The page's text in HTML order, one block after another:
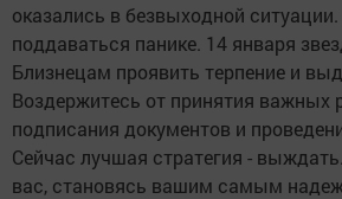
оказались в безвыходной
поддаваться панике. 14 января
Близнецам проявить терпение и
Воздержитесь от принятия важных
подписания документов и
Сейчас лучшая стратегия -
вас, становясь вашим самым